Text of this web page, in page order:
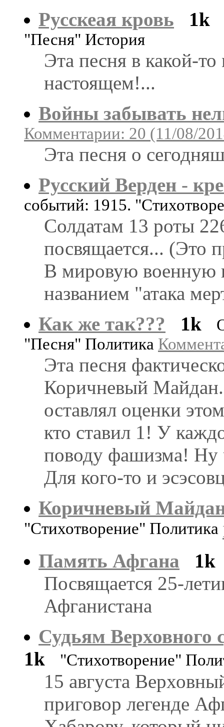
Русскеая кровь
1k
"Песня" История
Эта песня в какой-
настоящем!...
Войны забывать
Комментарии: 20 (11/08/
Эта песня о
Русский Верден -
событий: 1915.
Солдатам 13 роты
посвящается... (Это
В мировую военную
названием "атака
Как же так???
1k
"Песня" Политика
Эта песня
Коричневый Майдан.
оставлял оценки
кто ставил 1! У
поводу фашизма! Ну
Для кого-то и
Коричневый
"Стихотворение" Политика
Память Афгана
1k
Посвящается 25-
Афганистана
Судьям Верховного
1k
"Стихотворение"
15 августа
приговор легенде